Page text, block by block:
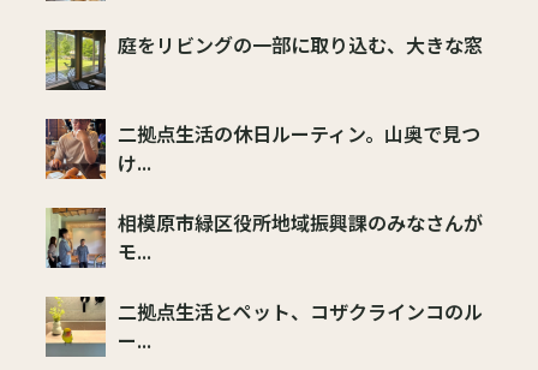
庭をリビングの一部に取り込む、大きな窓
二拠点生活の休日ルーティン。山奥で見つ
け...
相模原市緑区役所地域振興課のみなさんが
モ...
二拠点生活とペット、コザクラインコのル
ー...